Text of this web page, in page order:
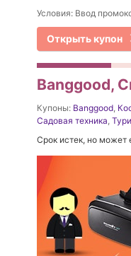
Условия: Ввод
Открыть купон
Banggood,
Купоны: Banggood,
Садовая техника,
Срок истек, но может